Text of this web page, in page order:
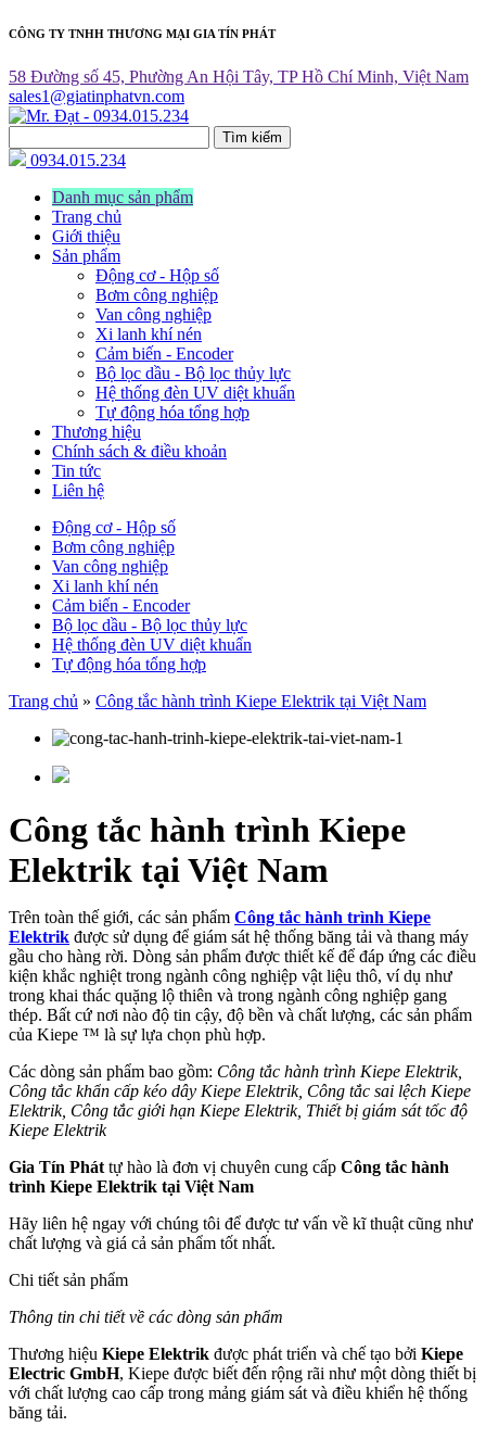
CÔNG TY TNHH THƯƠNG MẠI GIA TÍN PHÁT
58 Đường số 45, Phường An Hội Tây, TP Hồ Chí Minh, Việt Nam
sales1@giatinphatvn.com
Tìm kiếm
0934.015.234
Danh mục sản phẩm
Trang chủ
Giới thiệu
Sản phẩm
Động cơ - Hộp số
Bơm công nghiệp
Van công nghiệp
Xi lanh khí nén
Cảm biến - Encoder
Bộ lọc dầu - Bộ lọc thủy lực
Hệ thống đèn UV diệt khuẩn
Tự động hóa tổng hợp
Thương hiệu
Chính sách & điều khoản
Tin tức
Liên hệ
Động cơ - Hộp số
Bơm công nghiệp
Van công nghiệp
Xi lanh khí nén
Cảm biến - Encoder
Bộ lọc dầu - Bộ lọc thủy lực
Hệ thống đèn UV diệt khuẩn
Tự động hóa tổng hợp
Trang chủ » Công tắc hành trình Kiepe Elektrik tại Việt Nam
Công tắc hành trình Kiepe
Elektrik tại Việt Nam
Trên toàn thế giới, các sản phẩm Công tắc hành trình Kiepe
Elektrik được sử dụng để giám sát hệ thống băng tải và thang máy
gầu cho hàng rời. Dòng sản phẩm được thiết kế để đáp ứng các điều
kiện khắc nghiệt trong ngành công nghiệp vật liệu thô, ví dụ như
trong khai thác quặng lộ thiên và trong ngành công nghiệp gang
thép. Bất cứ nơi nào độ tin cậy, độ bền và chất lượng, các sản phẩm
của Kiepe ™ là sự lựa chọn phù hợp.
Các dòng sản phẩm bao gồm: Công tắc hành trình Kiepe Elektrik,
Công tắc khẩn cấp kéo dây Kiepe Elektrik, Công tắc sai lệch Kiepe
Elektrik, Công tắc giới hạn Kiepe Elektrik, Thiết bị giám sát tốc độ
Kiepe Elektrik
Gia Tín Phát tự hào là đơn vị chuyên cung cấp Công tắc hành
trình Kiepe Elektrik tại Việt Nam
Hãy liên hệ ngay với chúng tôi để được tư vấn về kĩ thuật cũng như
chất lượng và giá cả sản phẩm tốt nhất.
Chi tiết sản phẩm
Thông tin chi tiết về các dòng sản phẩm
Thương hiệu Kiepe Elektrik được phát triển và chế tạo bởi Kiepe
Electric GmbH, Kiepe được biết đến rộng rãi như một dòng thiết bị
với chất lượng cao cấp trong mảng giám sát và điều khiển hệ thống
băng tải.